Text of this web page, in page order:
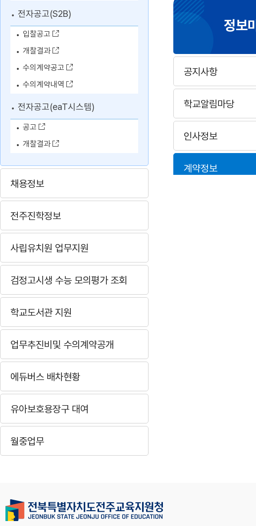
전자공고(S2B)
입찰공고
개찰결과
수의계약공고
수의계약내역
전자공고(eaT시스템)
공고
개찰결과
채용정보
전주진학정보
사립유치원 업무지원
검정고시생 수능 모의평가 조회
학교도서관 지원
업무추진비및 수의계약공개
에듀버스 배차현황
유아보호용장구 대여
월중업무